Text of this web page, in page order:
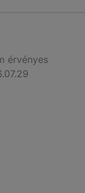
érvényes